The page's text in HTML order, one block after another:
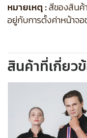
หมายเหตุ :สีของสินค้
อยู่กับการตั้งค่าหน้าจอ
สินค้าที่เกี่ยว